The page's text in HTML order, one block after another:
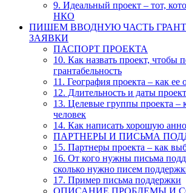
9. Идеальный проект – тот,
НКО
ПИШЕМ ВВОДНУЮ ЧАСТЬ
ЗАЯВКИ
ПАСПОРТ ПРОЕКТА
10. Как назвать проект, чтобы
грантабельность
11. География проекта – как ее
12. Длительность и даты
13. Целевые группы проекта –
человек
14. Как написать хорошую
ПАРТНЕРЫ И ПИСЬМА
15. Партнеры проекта – как
16. От кого нужны письма
сколько нужно писем
17. Пример письма поддержки
ОПИСАНИЕ ПРОБЛЕМЫ И